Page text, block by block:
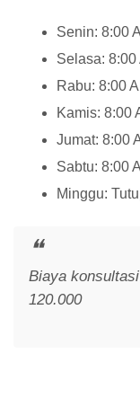
Senin: 8:00
Selasa: 8:00
Rabu: 8:00
Kamis: 8:00
Jumat: 8:00
Sabtu: 8:00
Minggu:
Biaya
120.000